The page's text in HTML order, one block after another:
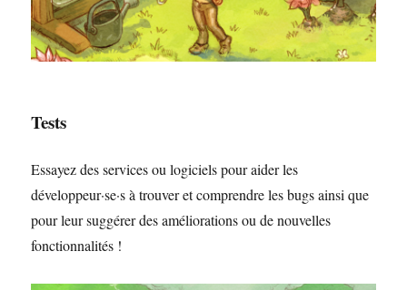
Tests
Essayez des services ou logiciels pour aider les
développeur·se·s à trouver et comprendre les bugs ainsi que
pour leur suggérer des améliorations ou de nouvelles
fonctionnalités !